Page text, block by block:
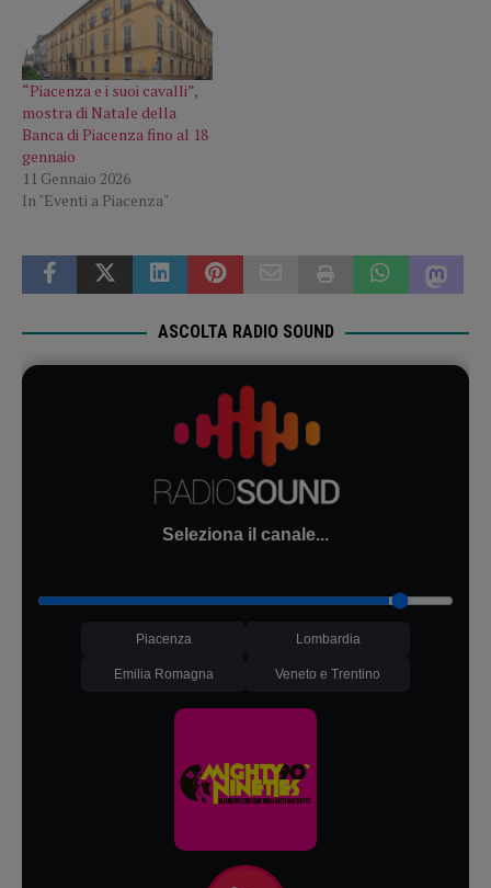
“Piacenza e i suoi cavalli”,
mostra di Natale della
Banca di Piacenza fino al 18
gennaio
11 Gennaio 2026
In "Eventi a Piacenza"
ASCOLTA RADIO SOUND
Seleziona il canale...
Piacenza Lombardia
Emilia Romagna Veneto e Trentino